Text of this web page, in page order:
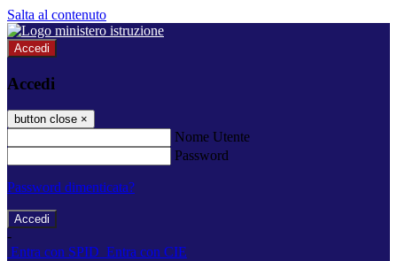
Salta al contenuto
Accedi
Accedi
button close ×
Nome Utente
Password
Password dimenticata?
-
Entra con SPID Entra con CIE